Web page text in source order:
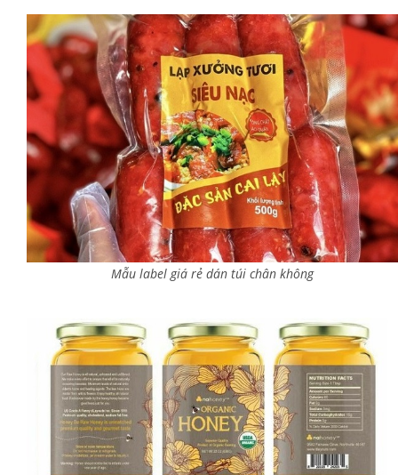
Mẫu label giá rẻ dán túi chân không